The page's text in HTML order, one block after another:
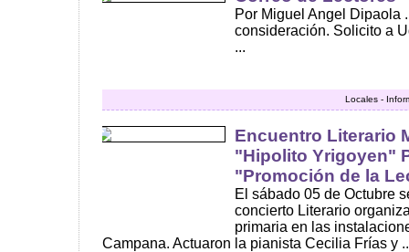
Por Miguel Angel Dipaola
consideración. Solicito a
...
Locales -
Encuentro Literario
"Hipolito Yrigoyen"
"Promoción de la
El sábado 05 de Octubre
concierto Literario
primaria en las
Campana. Actuaron la pianista Cecilia Frías y